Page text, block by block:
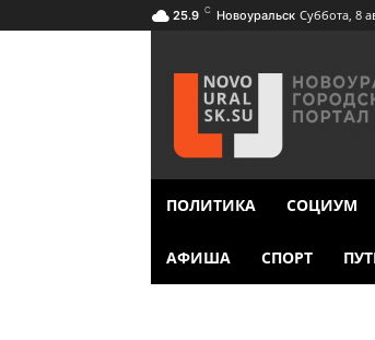
25.9 C Новоуральск Суббота, 8
ПОЛИТИКА СОЦИУМ
АФИША СПОРТ